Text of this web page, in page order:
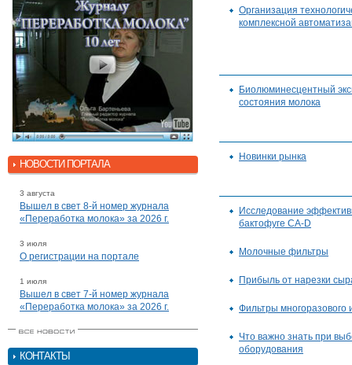
НОВОСТИ ПОРТАЛА
3 августа
Вышел в свет 8-й номер журнала
«Переработка молока» за 2026 г.
3 июля
О регистрации на портале
1 июля
Вышел в свет 7-й номер журнала
«Переработка молока» за 2026 г.
КОНТАКТЫ
Организация
комплексной
Биолюминесцентный
состояния молока
Новинки рынка
Исследование
бактофуге CA-D
Молочные фильтры
Прибыль от нарезки
Фильтры многоразового
Что важно знать при
оборудования